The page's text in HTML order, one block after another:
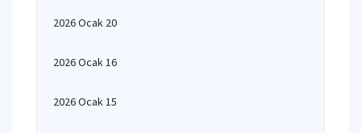
2026 Ocak 20
2026 Ocak 16
2026 Ocak 15